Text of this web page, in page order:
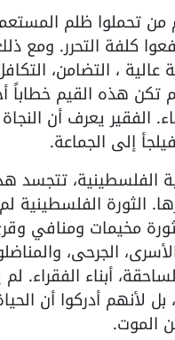
من تحملوا ظلم
كلفة التحرر. ومع
عالية ، التضامن،
تكن هذه القيم خطاباً
الفقير يعرف أن
إلى الجماعة.
الفلسطينية، تتجسد
الثورة الفلسطينية
ثورة مخيمات ومنافي
الجرحى،
أبناء الفقراء.
بل لأنهم أدركوا أن
الموت.